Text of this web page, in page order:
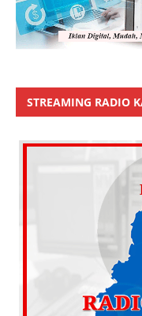
STREAMING RADIO